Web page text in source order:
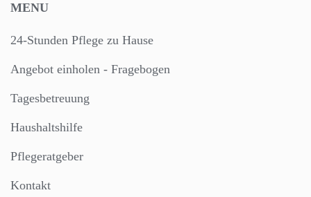
MENU
24-Stunden Pflege zu Hause
Angebot einholen - Fragebogen
Tagesbetreuung
Haushaltshilfe
Pflegeratgeber
Kontakt